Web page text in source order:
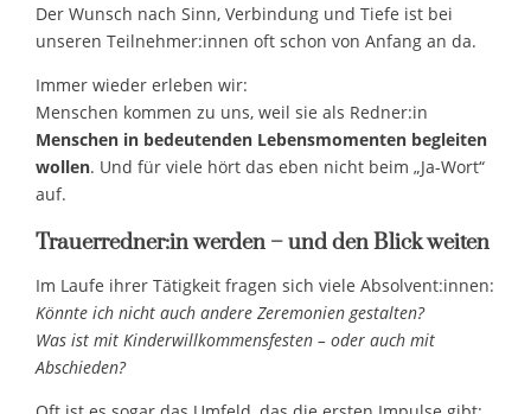
Der Wunsch nach Sinn, Verbindung und Tiefe ist bei
unseren Teilnehmer:innen oft schon von Anfang an da.
Immer wieder erleben wir:
Menschen kommen zu uns, weil sie als Redner:in
Menschen in bedeutenden Lebensmomenten begleiten
wollen. Und für viele hört das eben nicht beim „Ja-Wort“
auf.
Trauerredner:in werden – und den Blick weiten
Im Laufe ihrer Tätigkeit fragen sich viele Absolvent:innen:
Könnte ich nicht auch andere Zeremonien gestalten?
Was ist mit Kinderwillkommensfesten – oder auch mit
Abschieden?